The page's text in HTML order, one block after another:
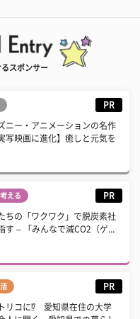
スポンサー
PR
ニー・アニメーションの名作
写映画に進化】癒しと元気を
える PR
ちの「ワクワク」で脱炭素社
す – 「みんなで減CO2（ゲ...
PR
リコに⁉ 愛知県在住の大学